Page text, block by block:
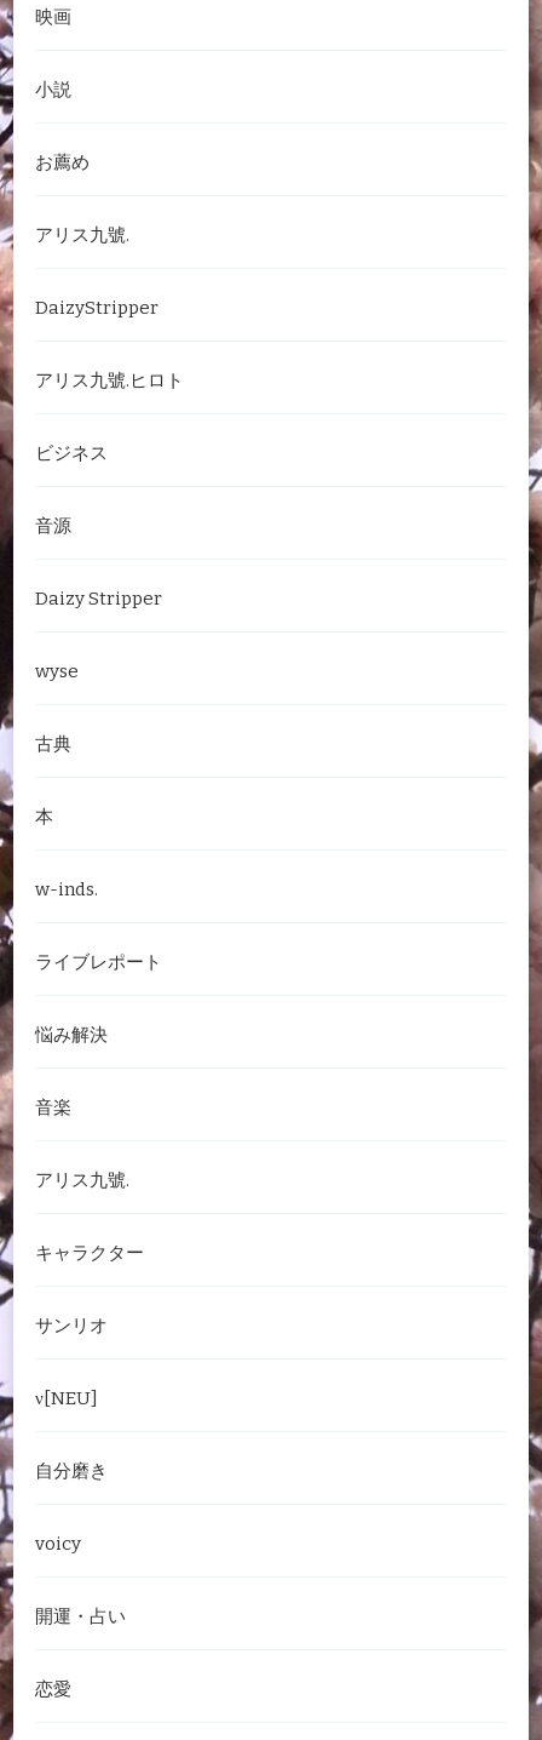
映画
小説
お薦め
アリス九號.
DaizyStripper
アリス九號.ヒロト
ビジネス
音源
Daizy Stripper
wyse
古典
本
w-inds.
ライブレポート
悩み解決
音楽
アリス九號.
キャラクター
サンリオ
ν[NEU]
自分磨き
voicy
開運・占い
恋愛